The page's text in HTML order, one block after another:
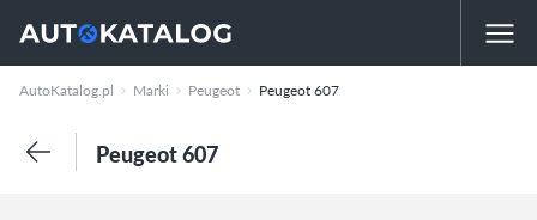
AutoKatalog.pl Marki Peugeot Peugeot 607
Peugeot 607